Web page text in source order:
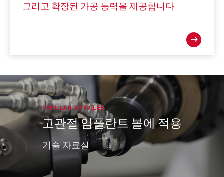
그리고 확장된 가공 능력을 제공합니다
POPULAR ARTICLES
고관절 임플란트 볼에 적용
기술 자료실